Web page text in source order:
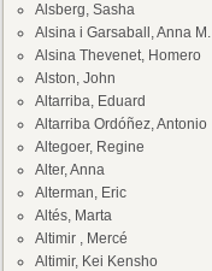
Alsberg, Sasha
Alsina i Garsaball, Anna M.
Alsina Thevenet, Homero
Alston, John
Altarriba, Eduard
Altarriba Ordóñez, Antonio
Altegoer, Regine
Alter, Anna
Alterman, Eric
Altés, Marta
Altimir , Mercé
Altimir, Kei Kensho